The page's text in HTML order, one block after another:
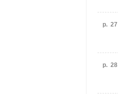
p. 27
p. 28